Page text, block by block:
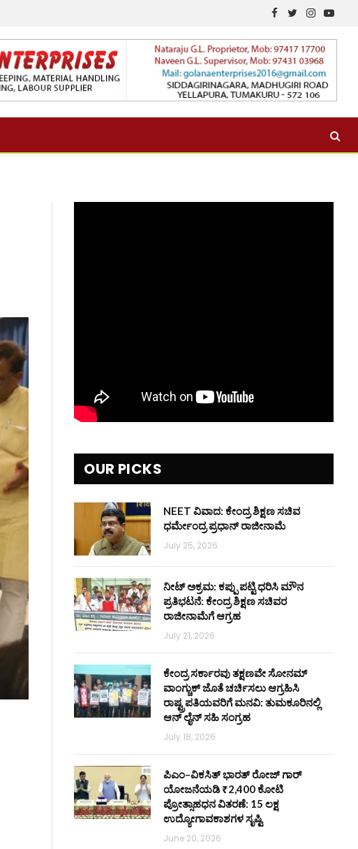
Facebook
TwitterInstagram
OUR PICKS
NEET ವಿವಾದ: ಕೇಂದ್ರ ಶಿಕ್ಷಣ ಸಚಿವ
ಧರ್ಮೇಂದ್ರ ಪ್ರಧಾನ್ ರಾಜೀನಾಮೆ
July 25, 2026
ನೀಟ್ ಅಕ್ರಮ: ಕಪ್ಪು ಪಟ್ಟಿ ಧರಿಸಿ ಮೌನ
ಪ್ರತಿಭಟನೆ: ಕೇಂದ್ರ ಶಿಕ್ಷಣ ಸಚಿವರ
ರಾಜೀನಾಮೆಗೆ ಆಗ್ರಹ
July 21, 2026
ಕೇಂದ್ರ ಸರ್ಕಾರವು ತಕ್ಷಣವೇ ಸೋನಮ್
ವಾಂಗ್ಚುಕ್ ಜೊತೆ ಚರ್ಚಿಸಲು ಆಗ್ರಹಿಸಿ
ರಾಷ್ಟ್ರಪತಿಯವರಿಗೆ ಮನವಿ: ತುಮಕೂರಿನಲ್ಲಿ
ಆನ್‌ ಲೈನ್ ಸಹಿ ಸಂಗ್ರಹ
July 18, 2026
ಪಿಎಂ–ವಿಕಸಿತ್ ಭಾರತ್ ರೋಜ್‌ ಗಾರ್
ಯೋಜನೆಯಡಿ ₹2,400 ಕೋಟಿ
ಪ್ರೋತ್ಸಾಹಧನ ವಿತರಣೆ: 15 ಲಕ್ಷ
ಉದ್ಯೋಗಾವಕಾಶಗಳ ಸೃಷ್ಟಿ
June 20, 2026